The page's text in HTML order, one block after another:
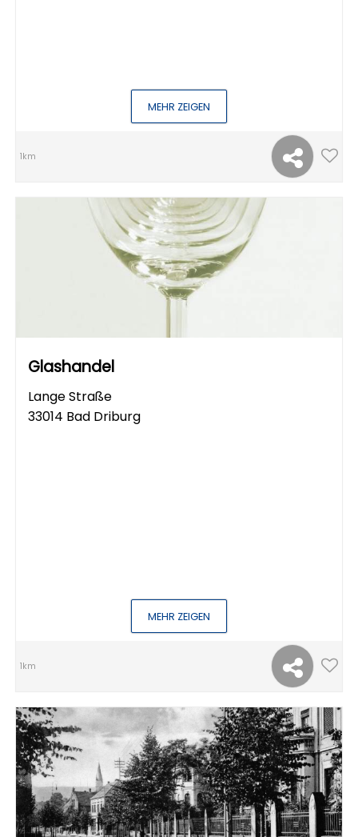
MEHR ZEIGEN
1km
Glashandel
Lange Straße
33014 Bad Driburg
MEHR ZEIGEN
1km